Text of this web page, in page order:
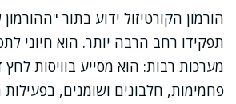
הורמון הקורטיזול ידוע בתור
תפקידו רחב הרבה יותר. הוא חיוני
מערכות רבות: הוא מסייע בוויסות
פחמימות, חלבונים ושומנים, בפעילות